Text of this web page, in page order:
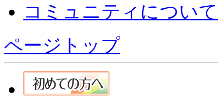
コミュニティについて
ページトップ